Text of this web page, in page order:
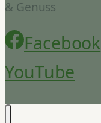
& Genuss
Facebook
YouTube